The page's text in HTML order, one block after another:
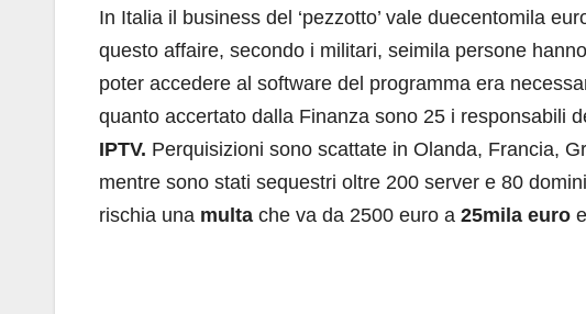
In Italia il business del ‘pezzotto’ vale duecentomila
questo affaire, secondo i militari, seimila persone
poter accedere al software del programma era
quanto accertato dalla Finanza sono 25 i responsabili
IPTV. Perquisizioni sono scattate in Olanda, Francia,
mentre sono stati sequestri oltre 200 server e 80
rischia una multa che va da 2500 euro a 25mila euro